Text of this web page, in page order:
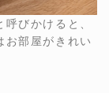
びかけると、
お部屋がきれい